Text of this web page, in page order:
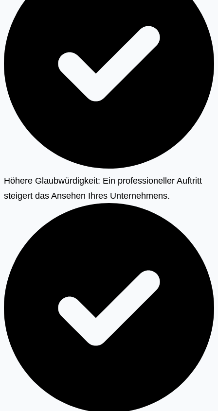
Höhere Glaubwürdigkeit: Ein professioneller Auftritt
steigert das Ansehen Ihres Unternehmens.